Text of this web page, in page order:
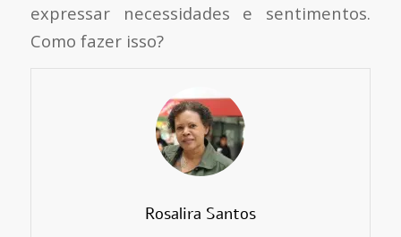
expressar necessidades e sentimentos.
Como fazer isso?
Rosalira Santos